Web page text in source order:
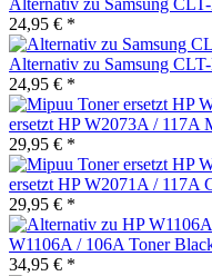
Alternativ zu Samsung
24,95 € *
Alternativ zu Samsung
24,95 € *
ersetzt HP W2073A / 117A
29,95 € *
ersetzt HP W2071A / 117A
29,95 € *
W1106A / 106A Toner
34,95 € *